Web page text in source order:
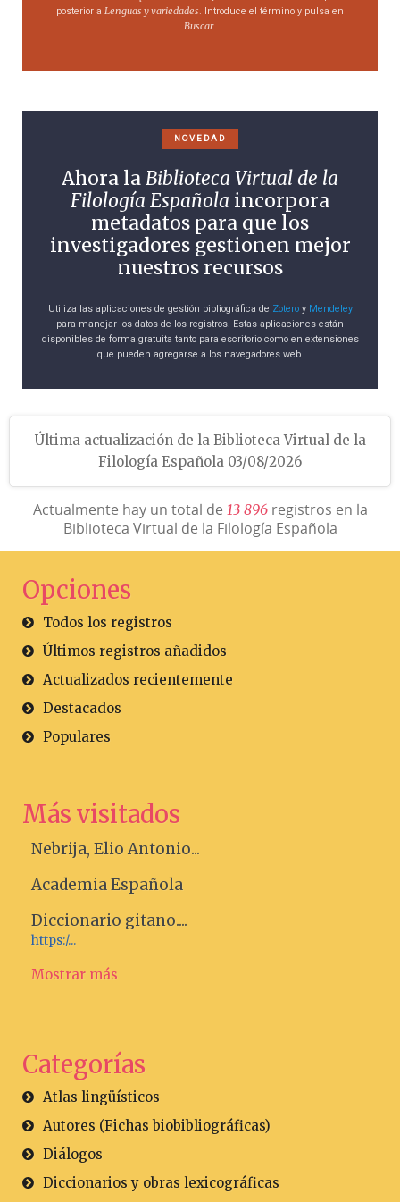
posterior a Lenguas y variedades . Introduce el término y pulsa en
Buscar.
NOVEDAD
Ahora laBiblioteca Virtual de la
Filología Española incorpora
metadatos para que los
investigadores gestionen mejor
nuestros recursos
Utiliza las aplicaciones de gestión bibliográfica de Zoteroy Mendeley
para manejar los datos de los registros. Estas aplicaciones están
disponibles de forma gratuita tanto para escritorio como en extensiones
que pueden agregarse a los navegadores web.
Última actualización de la Biblioteca Virtual de la
Filología Española 03/08/2026
Actualmente hay un total de 13 896registros en la
Biblioteca Virtual de la Filología Española
Opciones
Todos los registros
Últimos registros añadidos
Actualizados recientemente
Destacados
Populares
Más visitados
Nebrija, Elio Antonio...
Academia Española
Diccionario gitano....
https:/...
Mostrar más
Categorías
Atlas lingüísticos
Autores (Fichas biobibliográficas)
Diálogos
Diccionarios y obras lexicográficas